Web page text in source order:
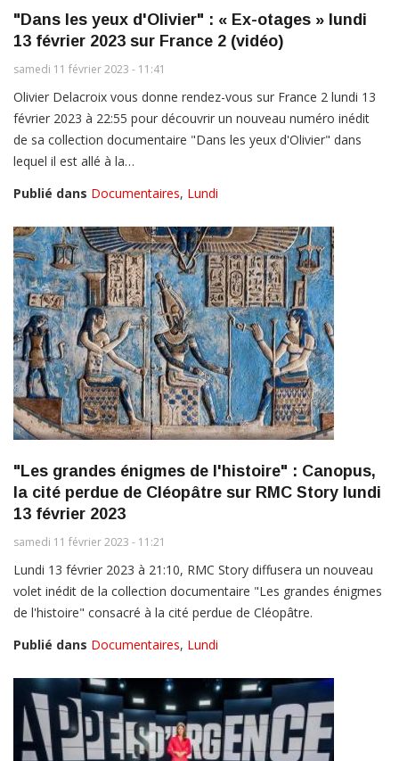
"Dans les yeux d'Olivier" : « Ex-otages » lundi
13 février 2023 sur France 2 (vidéo)
samedi 11 février 2023 - 11:41
Olivier Delacroix vous donne rendez-vous sur France 2 lundi 13
février 2023 à 22:55 pour découvrir un nouveau numéro inédit
de sa collection documentaire "Dans les yeux d'Olivier" dans
lequel il est allé à la…
Publié dans Documentaires, Lundi
"Les grandes énigmes de l'histoire" : Canopus,
la cité perdue de Cléopâtre sur RMC Story lundi
13 février 2023
samedi 11 février 2023 - 11:21
Lundi 13 février 2023 à 21:10, RMC Story diffusera un nouveau
volet inédit de la collection documentaire "Les grandes énigmes
de l'histoire" consacré à la cité perdue de Cléopâtre.
Publié dans Documentaires, Lundi